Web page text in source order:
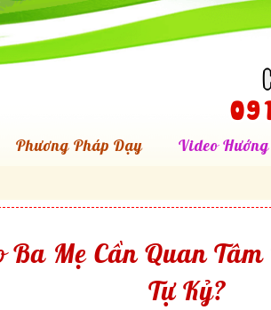
Phương Pháp Dạy Video
Ba Mẹ Cần Quan
Tự Kỷ?